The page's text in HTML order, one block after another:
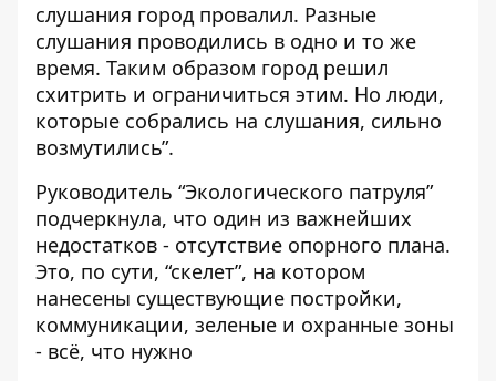
слушания город провалил. Разные
слушания проводились в одно и то же
время. Таким образом город решил
схитрить и ограничиться этим. Но люди,
которые собрались на слушания, сильно
возмутились”.
Руководитель “Экологического патруля”
подчеркнула, что один из важнейших
недостатков - отсутствие опорного плана.
Это, по сути, “скелет”, на котором
нанесены существующие постройки,
коммуникации, зеленые и охранные зоны
- всё, что нужно